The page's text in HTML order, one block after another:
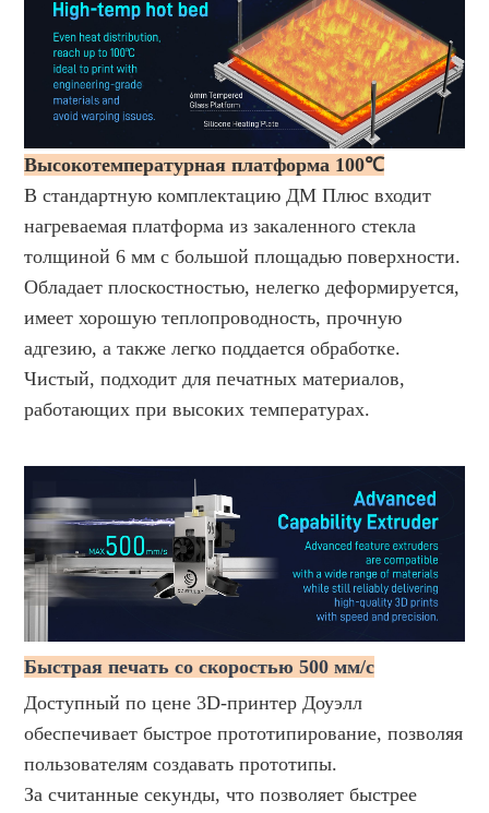
Высокотемпературная платформа 100℃
В стандартную комплектацию ДМ Плюс входит
нагреваемая платформа из закаленного стекла
толщиной 6 мм с большой площадью поверхности.
Обладает плоскостностью, нелегко деформируется,
имеет хорошую теплопроводность, прочную
адгезию, а также легко поддается обработке.
Чистый, подходит для печатных материалов,
работающих при высоких температурах.
Быстрая печать со скоростью 500 мм/с
Доступный по цене 3D-принтер Доуэлл
обеспечивает быстрое прототипирование, позволяя
пользователям создавать прототипы.
За считанные секунды, что позволяет быстрее